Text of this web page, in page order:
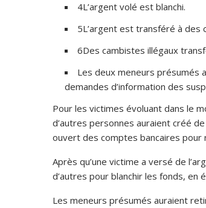
4L’argent volé est blanchi.
5L’argent est transféré à des
6Des cambistes illégaux
Les deux meneurs présumés
demandes d’information des
Pour les victimes évoluant dans le
d’autres personnes auraient créé
ouvert des comptes bancaires pour
Après qu’une victime a versé de
d’autres pour blanchir les fonds, en
Les meneurs présumés auraient